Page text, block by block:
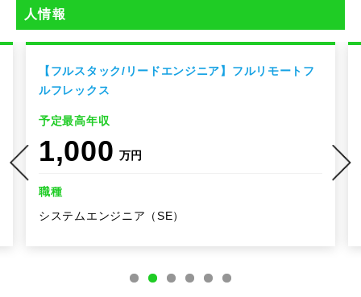
人情報
【フルスタック/リードエンジニア】フルリモートフ
ルフレックス
予定最高年収
1,000 万円
職種
システムエンジニア（SE）